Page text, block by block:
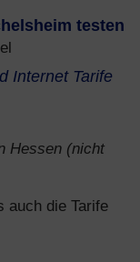
testen
Internet Tarife
Hessen (nicht
auch die Tarife